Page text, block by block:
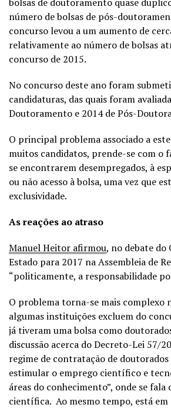
número de bolsas de pós-
concurso levou a um aumento de
relativamente ao número de bolsas
concurso de 2015.
No concurso deste ano foram
candidaturas, das quais foram
Doutoramento e 2014 de Pós-
O principal problema associado a
muitos candidatos, prende-se com o
se encontrarem desempregados, à
ou não acesso à bolsa, uma vez que
exclusividade.
As reações ao atraso
Manuel Heitor afirmou, no debate do
Estado para 2017 na Assembleia de
“politicamente, a responsabilidade
O problema torna-se mais complexo
algumas instituições excluem do
já tiveram uma bolsa como
discussão acerca do Decreto-Lei 57/
regime de contratação de
estimular o emprego científico e
áreas do conhecimento”, onde se fala
científica. Ao mesmo tempo, está em